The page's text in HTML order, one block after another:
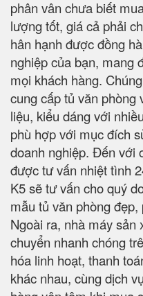
phân vân chưa biết
lượng tốt, giá cả phải
hân hạnh được đồng
nghiệp của bạn, mang
mọi khách hàng.
cung cấp tủ văn
liệu, kiểu dáng với
phù hợp với mục đích
doanh nghiệp. Đến với
được tư vấn nhiệt tình
K5 sẽ tư vấn cho quý
mẫu tủ văn phòng
Ngoài ra, nhà máy sản
chuyển nhanh chóng
hóa linh hoạt, thanh
khác nhau, cùng dịch